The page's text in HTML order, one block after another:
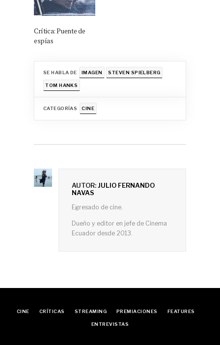
Crítica: Puente de
espías
SE HABLA DE IMAGEN STEVEN SPIELBERG
TOM HANKS
CATEGORÍAS CINE
AUTOR:JULIO FERNANDO
NAVAS
Egresado de cine.
Dueño y editor en jefe de Cinema
Ecuador desde 2013.
CINE CRÍTICAS STREAMING PREMIACIONES FEATURES
ENTREVISTAS